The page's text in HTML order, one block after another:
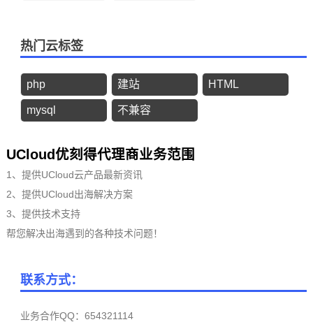
热门云标签
php 建站 HTML
mysql 不兼容
UCloud优刻得代理商业务范围
1、提供UCloud云产品最新资讯
2、提供UCloud出海解决方案
3、提供技术支持
帮您解决出海遇到的各种技术问题！
联系方式：
业务合作QQ：654321114